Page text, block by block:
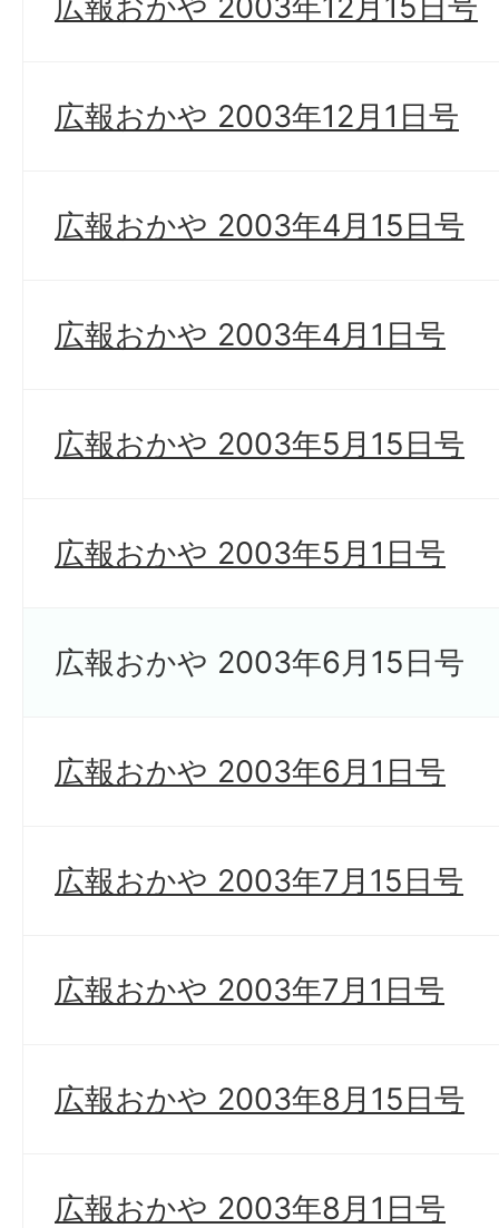
広報おかや 2003年12月1日号
広報おかや 2003年4月15日号
広報おかや 2003年4月1日号
広報おかや 2003年5月15日号
広報おかや 2003年5月1日号
広報おかや 2003年6月15日号
広報おかや 2003年6月1日号
広報おかや 2003年7月15日号
広報おかや 2003年7月1日号
広報おかや 2003年8月15日号
広報おかや 2003年8月1日号